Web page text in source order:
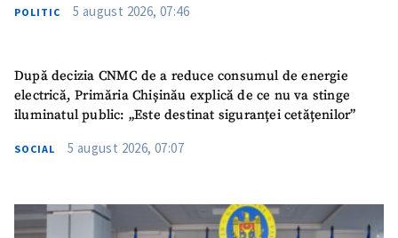
POLITIC 5 august 2026, 07:46
După decizia CNMC de a reduce consumul de energie
electrică, Primăria Chișinău explică de ce nu va stinge
iluminatul public: „Este destinat siguranței cetățenilor”
SOCIAL 5 august 2026, 07:07